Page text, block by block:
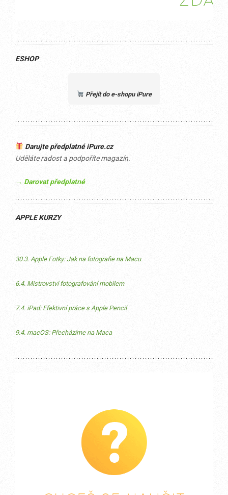
ESHOP
Přejít do e-shopu iPure
Darujte předplatné iPure.cz
Uděláte radost a podpoříte magazín.
→ Darovat předplatné
APPLE KURZY
30.3. Apple Fotky: Jak na fotografie na Macu
6.4. Mistrovství fotografování mobilem
7.4. iPad: Efektivní práce s Apple Pencil
9.4. macOS: Přecházíme na Maca